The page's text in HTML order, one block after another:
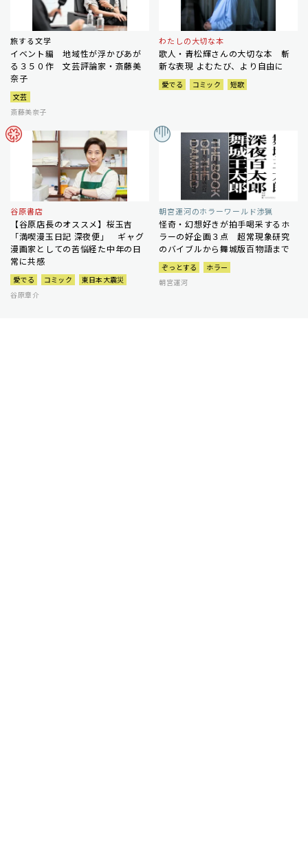
旅する文学
イベント編 地域性が浮かびあが
る３５０作 文芸評論家・斎藤美
奈子
文芸
斎藤美奈子
わたしの大切な本
歌人・青松輝さんの大切な本 斬
新な表現 よむたび、より自由に
愛でる コミック 短歌
谷原書店
【谷原店長のオススメ】桜玉吉
「満喫漫玉日記 深夜便」 ギャグ
漫画家としての苦悩経た中年の日
常に共感
愛でる コミック
東日本大震災
谷原章介
朝宮運河のホラーワールド渉猟
怪奇・幻想好きが拍手喝采するホ
ラーの好企画３点 超常現象研究
のバイブルから舞城版百物語まで
ぞっとする
ホラー
朝宮運河